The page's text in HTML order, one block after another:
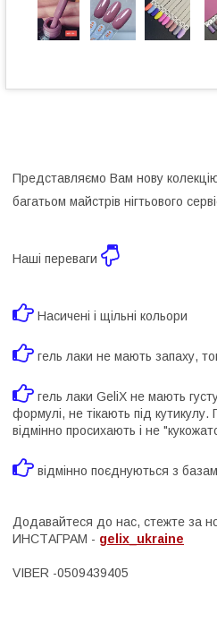
Представляємо Вам нову
багатьом майстрів нігтьового
Наші переваги
Насичені і щільні кольори
гель лаки не мають запаху,
гель лаки GeliX не мають
формулі, не тікають під
відмінно просихають і не
відмінно поєднуються з
Додавайтеся до нас, стежте за
ИНСТАГРАМ - gelix_ukraine
VIBER -0509439405